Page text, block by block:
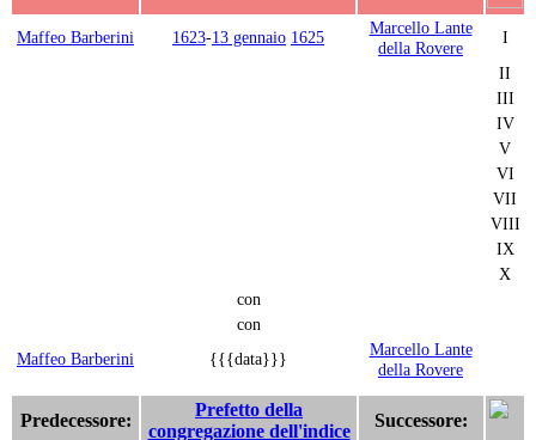
Maffeo Barberini 1623-13 gennaio 1625
Marcello Lante
della Rovere
I
II
III
IV
V
VI
VII
VIII
IX
X
con
con
Maffeo Barberini
{{{data}}}
Marcello Lante
della Rovere
Predecessore:
Prefetto della
congregazione dell'indice
Successore: